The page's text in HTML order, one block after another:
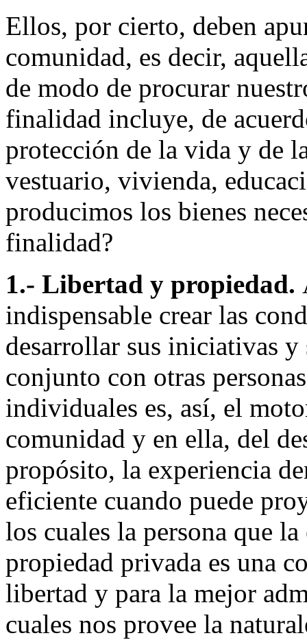
Ellos, por cierto, deben
comunidad, es decir,
de modo de procurar
finalidad incluye, de
protección de la vida y de
vestuario, vivienda,
producimos los bienes
finalidad?
1.- Libertad y propiedad.
indispensable crear las
desarrollar sus iniciativas y
conjunto con otras
individuales es, así, el
comunidad y en ella, del
propósito, la experiencia
eficiente cuando puede
los cuales la persona que
propiedad privada es una
libertad y para la mejor
cuales nos provee la